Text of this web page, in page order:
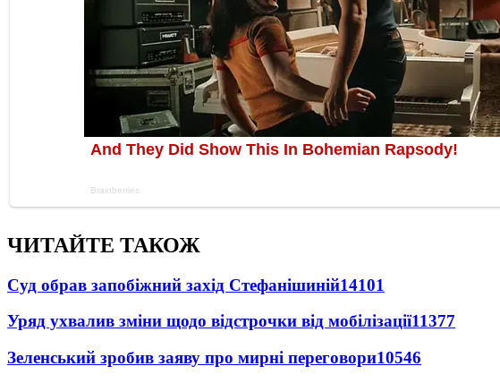
ЧИТАЙТЕ ТАКОЖ
Суд обрав запобіжний захід Стефанішиній14101
Уряд ухвалив зміни щодо відстрочки від мобілізації11377
Зеленський зробив заяву про мирні переговори10546